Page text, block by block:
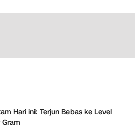
Hari ini: Terjun Bebas ke Level